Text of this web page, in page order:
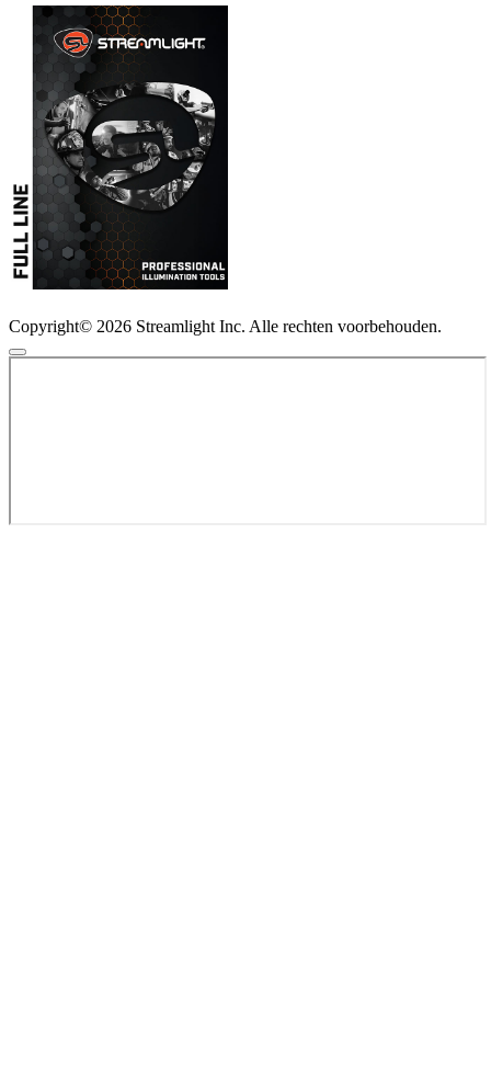
Copyright© 2026 Streamlight Inc. Alle rechten voorbehouden.